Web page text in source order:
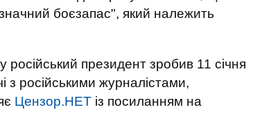
боєзапас", який належить
російський президент зробив 11 січня
з російськими журналістами,
Цензор.НЕТ із посиланням на